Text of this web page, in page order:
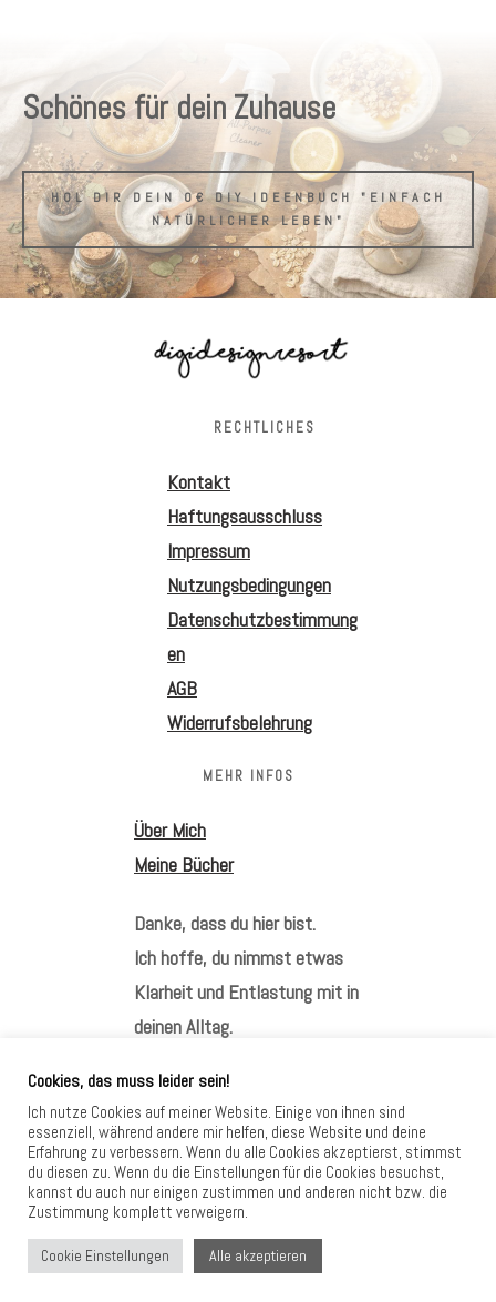
Schönes für dein Zuhause
HOL DIR DEIN 0€ DIY IDEENBUCH "EINFACH
NATÜRLICHER LEBEN"
RECHTLICHES
Kontakt
Haftungsausschluss
Impressum
Nutzungsbedingungen
Datenschutzbestimmung
en
AGB
Widerrufsbelehrung
MEHR INFOS
Über Mich
Meine Bücher
Danke, dass du hier bist.
Ich hoffe, du nimmst etwas
Klarheit und Entlastung mit in
deinen Alltag.
HIER FINDEST DU MICH
Cookies, das muss leider sein!
Ich nutze Cookies auf meiner Website. Einige von ihnen sind
essenziell, während andere mir helfen, diese Website und deine
Erfahrung zu verbessern. Wenn du alle Cookies akzeptierst, stimmst
du diesen zu. Wenn du die Einstellungen für die Cookies besuchst,
kannst du auch nur einigen zustimmen und anderen nicht bzw. die
Zustimmung komplett verweigern.
Cookie Einstellungen Alle akzeptieren